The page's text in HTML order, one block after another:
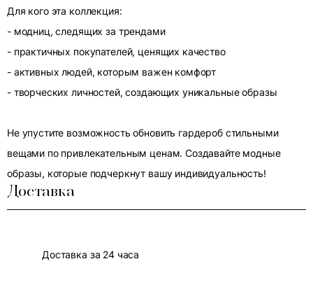
Для кого эта коллекция:
- модниц, следящих за трендами
- практичных покупателей, ценящих качество
- активных людей, которым важен комфорт
- творческих личностей, создающих уникальные образы
Не упустите возможность обновить гардероб стильными
вещами по привлекательным ценам. Создавайте модные
образы, которые подчеркнут вашу индивидуальность!
Доставка
Доставка за 24 часа